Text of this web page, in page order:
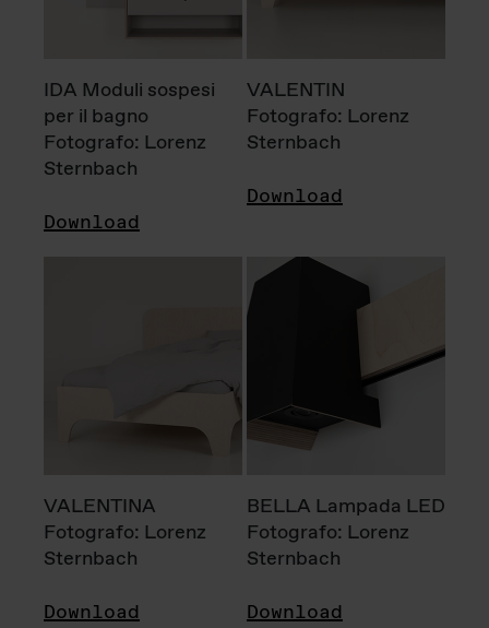
IDA Moduli sospesi
per il bagno
Fotografo: Lorenz
Sternbach
Download
VALENTIN
Fotografo: Lorenz
Sternbach
Download
VALENTINA
Fotografo: Lorenz
Sternbach
Download
BELLA Lampada LED
Fotografo: Lorenz
Sternbach
Download